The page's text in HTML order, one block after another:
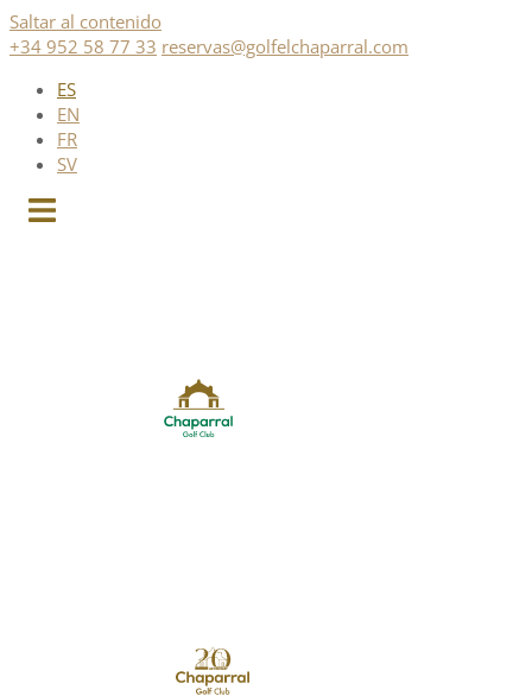
Saltar al contenido
+34 952 58 77 33 reservas@golfelchaparral.com
ES
EN
FR
SV